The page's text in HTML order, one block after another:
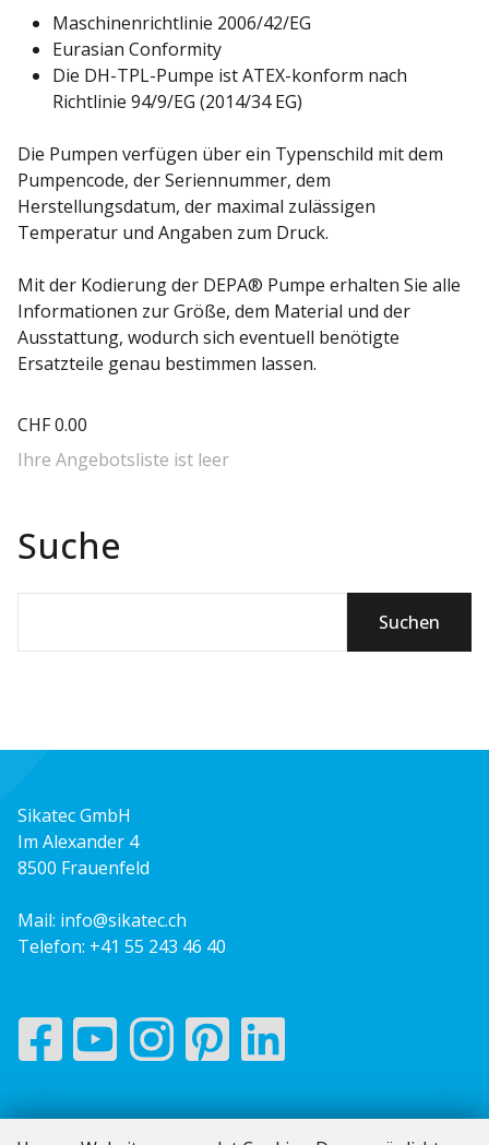
CHF0.00
Ihre Angebotsliste ist leer
Suche
Maschinenrichtlinie 2006/42/EG
Eurasian Conformity
Die DH-TPL-Pumpe ist ATEX-konform nach
Richtlinie 94/9/EG (2014/34 EG)
Die Pumpen verfügen über ein Typenschild mit dem
Pumpencode, der Seriennummer, dem
Herstellungsdatum, der maximal zulässigen
Temperatur und Angaben zum Druck.
Mit der Kodierung der DEPA® Pumpe erhalten Sie alle
Informationen zur Größe, dem Material und der
Ausstattung, wodurch sich eventuell benötigte
Ersatzteile genau bestimmen lassen.
Sikatec GmbH
Im Alexander 4
8500 Frauenfeld
Mail: info@sikatec.ch
Telefon: +41 55 243 46 40